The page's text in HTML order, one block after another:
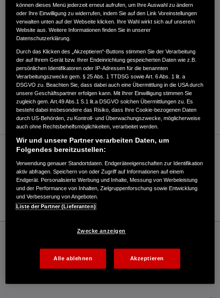
Hochfellnstraße 2,83342
ANFAHRTSBESCHREIBUNG ANFORDERN
WEBSITE
Verkauf / Kundendienst
08622/9888-0
E-Mail
Rasen und Garten
können dieses Menü jederzeit erneut aufrufen, um Ihre Auswahl zu ändern
oder Ihre Einwilligung zu widerrufen, indem Sie auf den Link Voreinstellungen
verwalten unten auf der Webseite klicken. Ihre Wahl wirkt sich auf unsere/n
Website aus. Weitere Informationen finden Sie in unserer
Datenschutzerklärung.
Durch das Klicken des „Akzeptieren“-Buttons stimmen Sie der Verarbeitung
der auf Ihrem Gerät bzw. Ihrer Endeinrichtung gespeicherten Daten wie z.B.
persönlichen Identifikatoren oder IP-Adressen für die benannten
Verarbeitungszwecke gem. § 25 Abs. 1 TTDSG sowie Art. 6 Abs. 1 lit. a
DSGVO zu. Beachten Sie, dass dabei auch eine Übermittlung in die USA durch
unsere Geschäftspartner erfolgen kann. Mit Ihrer Einwilligung stimmen Sie
zugleich gem. Art.49 Abs.1 S.1 lit.a DSGVO solchen Übermittlungen zu. Es
besteht dabei insbesondere das Risiko, dass Ihre Cookie-bezogenen Daten
durch US-Behörden, zu Kontroll- und Überwachungszwecke, möglicherweise
auch ohne Rechtsbehelfsmöglichkeiten, verarbeitet werden.
Wir und unsere Partner verarbeiten Daten, um
Folgendes bereitzustellen:
Verwendung genauer Standortdaten. Endgeräteeigenschaften zur Identifikation
aktiv abfragen. Speichern von oder Zugriff auf Informationen auf einem
Endgerät. Personalisierte Werbung und Inhalte, Messung von Werbeleistung
und der Performance von Inhalten, Zielgruppenforschung sowie Entwicklung
und Verbesserung von Angeboten.
Liste der Partner (Lieferanten)
Zwecke anzeigen
Alle ablehnen Akzeptieren